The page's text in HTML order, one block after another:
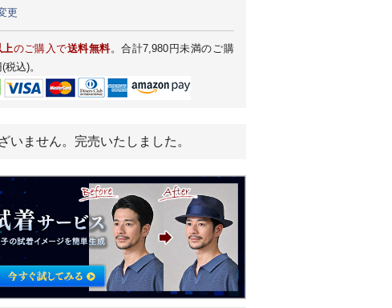
更
のご購入で送料無料。合計7,980円未満のご購
込)。
いません。完売いたしました。